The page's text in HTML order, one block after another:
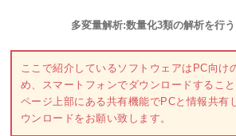
多変量解析:数量化3類の解析を行
ここで紹介しているソフトウェアはPC向け
め、スマートフォンでダウンロードすること
ページ上部にある共有機能でPCと情報共有
ウンロードをお願い致します。